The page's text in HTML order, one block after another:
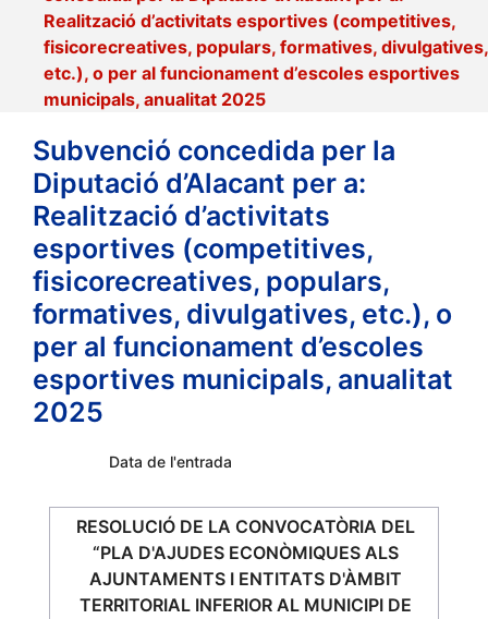
Realització d’activitats esportives (competitives,
fisicorecreatives, populars, formatives, divulgatives,
etc.), o per al funcionament d’escoles esportives
municipals, anualitat 2025
Subvenció concedida per la
Diputació d’Alacant per a:
Realització d’activitats
esportives (competitives,
fisicorecreatives, populars,
formatives, divulgatives, etc.), o
per al funcionament d’escoles
esportives municipals, anualitat
2025
Data de l'entrada
RESOLUCIÓ DE LA CONVOCATÒRIA DEL
“PLA D'AJUDES ECONÒMIQUES ALS
AJUNTAMENTS I ENTITATS D'ÀMBIT
TERRITORIAL INFERIOR AL MUNICIPI DE